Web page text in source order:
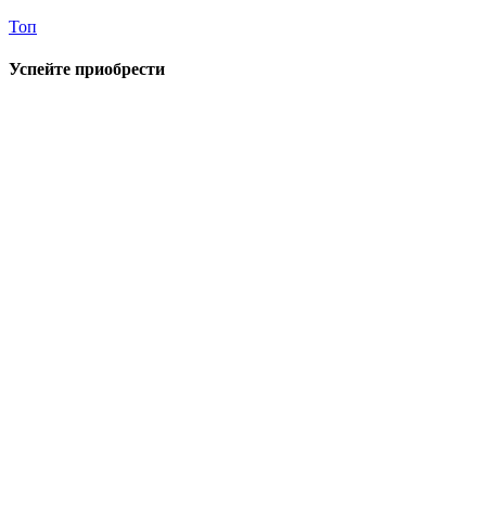
Топ
Успейте приобрести